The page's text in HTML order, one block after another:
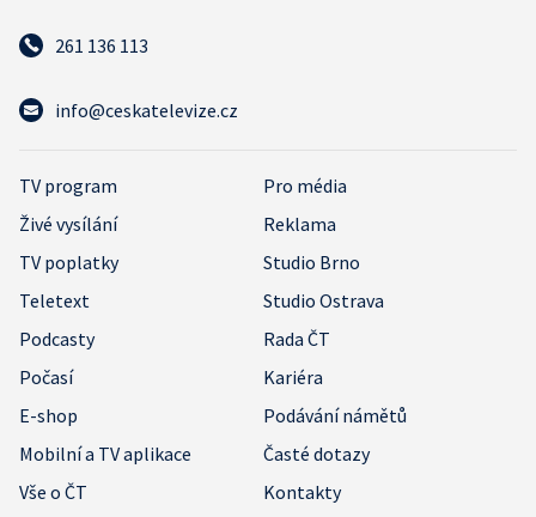
261 136 113
info@ceskatelevize.cz
TV program
Pro média
Živé vysílání
Reklama
TV poplatky
Studio Brno
Teletext
Studio Ostrava
Podcasty
Rada ČT
Počasí
Kariéra
E-shop
Podávání námětů
Mobilní a TV aplikace
Časté dotazy
Vše o ČT
Kontakty